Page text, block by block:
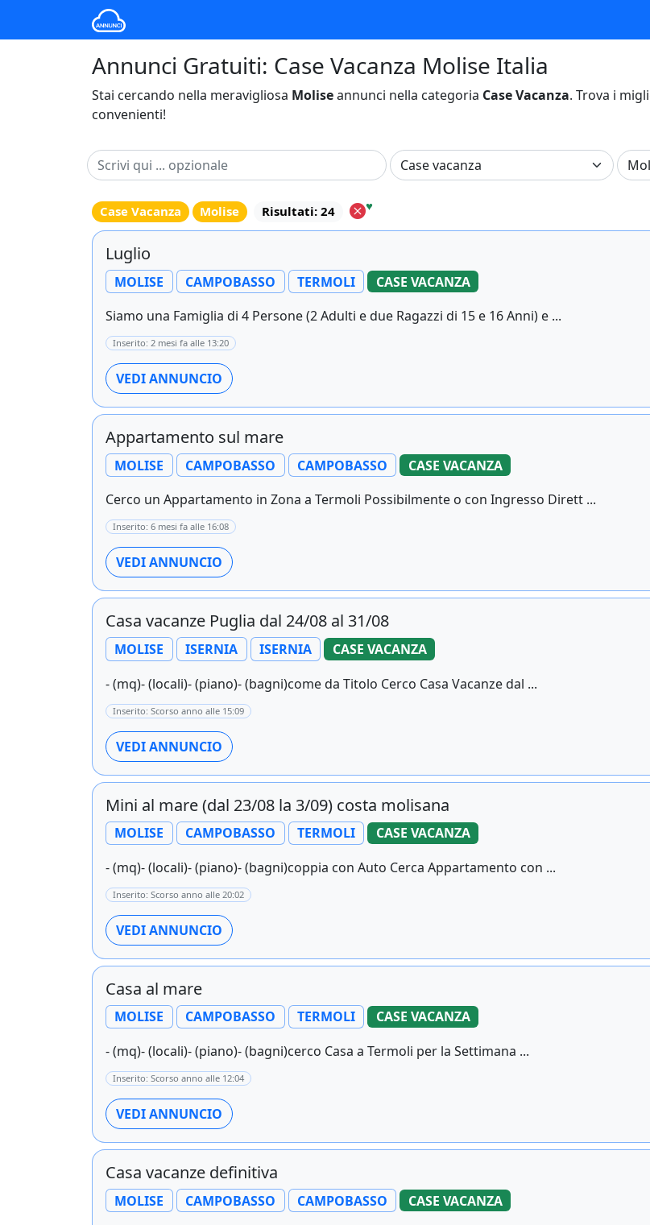
Annunci Gratuiti: Case Vacanza Molise Italia
Stai cercando nella meravigliosa Moliseannunci nella categoria Case Vacanza. Trova i
convenienti!
Case Vacanza Molise Risultati: 24 ♥
Luglio
MOLISE CAMPOBASSO TERMOLI
CASE VACANZA
Siamo una Famiglia di 4 Persone (2 Adulti e due Ragazzi di 15 e 16 Anni) e ...
Inserito: 2 mesi fa alle 13:20
VEDI ANNUNCIO
Appartamento sul mare
MOLISE CAMPOBASSO CAMPOBASSO
CASE VACANZA
Cerco un Appartamento in Zona a Termoli Possibilmente o con Ingresso Dirett ...
Inserito: 6 mesi fa alle 16:08
VEDI ANNUNCIO
Casa vacanze Puglia dal 24/08 al 31/08
MOLISE ISERNIA ISERNIA
CASE VACANZA
- (mq)- (locali)- (piano)- (bagni)come da Titolo Cerco Casa Vacanze dal ...
Inserito: Scorso anno alle 15:09
VEDI ANNUNCIO
Mini al mare (dal 23/08 la 3/09) costa molisana
MOLISE CAMPOBASSO TERMOLI
CASE VACANZA
- (mq)- (locali)- (piano)- (bagni)coppia con Auto Cerca Appartamento con ...
Inserito: Scorso anno alle 20:02
VEDI ANNUNCIO
Casa al mare
MOLISE CAMPOBASSO TERMOLI
CASE VACANZA
- (mq)- (locali)- (piano)- (bagni)cerco Casa a Termoli per la Settimana ...
Inserito: Scorso anno alle 12:04
VEDI ANNUNCIO
Casa vacanze definitiva
MOLISE CAMPOBASSO CAMPOBASSO
CASE VACANZA